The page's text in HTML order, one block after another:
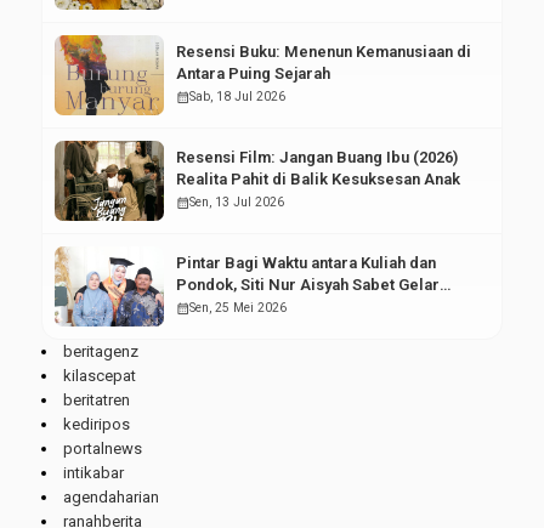
Resensi Buku: Menenun Kemanusiaan di
Antara Puing Sejarah
calendar_monthSab, 18 Jul 2026
Resensi Film: Jangan Buang Ibu (2026)
Realita Pahit di Balik Kesuksesan Anak
calendar_monthSen, 13 Jul 2026
Pintar Bagi Waktu antara Kuliah dan
Pondok, Siti Nur Aisyah Sabet Gelar
Wisudawan Terbaik
calendar_monthSen, 25 Mei 2026
beritagenz
kilascepat
beritatren
kediripos
portalnews
intikabar
agendaharian
ranahberita